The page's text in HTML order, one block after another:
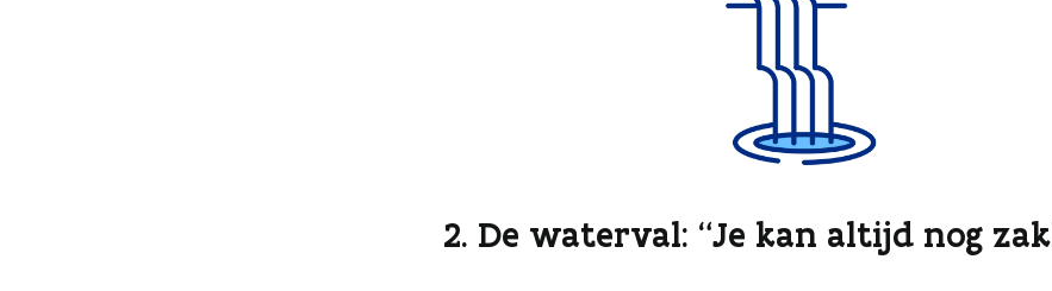
2. De waterval: “Je kan altijd nog